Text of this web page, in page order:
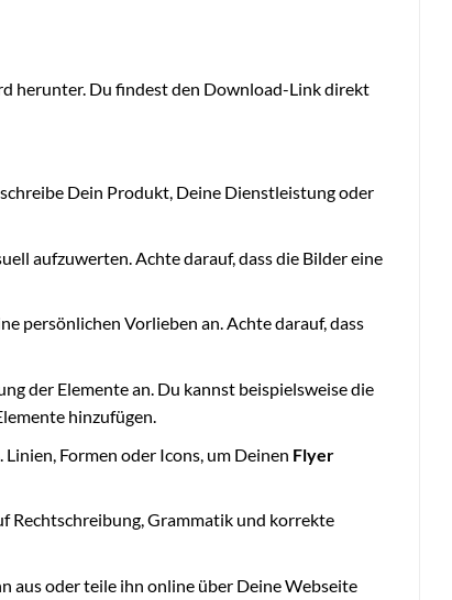
herunter. Du findest den Download-Link direkt
Dein Produkt, Deine Dienstleistung oder
aufzuwerten. Achte darauf, dass die Bilder eine
persönlichen Vorlieben an. Achte darauf, dass
der Elemente an. Du kannst beispielsweise die
hinzufügen.
Formen oder Icons, um Deinen Flyer
Rechtschreibung, Grammatik und korrekte
aus oder teile ihn online über Deine Webseite